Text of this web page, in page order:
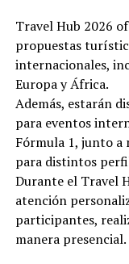
Travel Hub 2026
propuestas
internacionales,
Europa y África.
Además, estarán
para eventos
Fórmula 1, junto a
para distintos
Durante el Travel
atención
participantes,
manera presencial.